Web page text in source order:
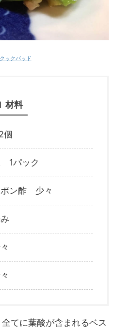
クックパッド
材料
個
1パック
ポン酢 少々
てに葉酸が含まれるベス